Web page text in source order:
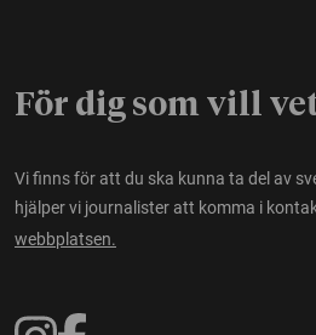
För dig som vill
Vi finns för att du ska kunna ta del av
hjälper vi journalister att komma i
webbplatsen.